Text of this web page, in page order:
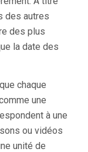
des autres
des plus
la date des
chaque
une
à une
ou vidéos
unité de